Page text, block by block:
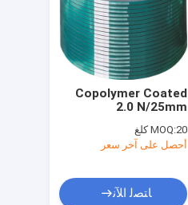
Copolymer Coated
2.0 N/25mm
Resistance Steel
Tape
MOQ:20 كلغ
أحصل على آخر سعر
ﺎﺘﺼﻟ ﺍﻶﻧ